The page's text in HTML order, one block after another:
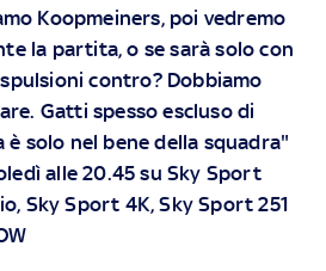
Koopmeiners, poi vedremo
la partita, o se sarà solo con
contro? Dobbiamo
Gatti spesso escluso di
è solo nel bene della squadra"
alle 20.45 su Sky Sport
Sky Sport 4K,Sky Sport 251